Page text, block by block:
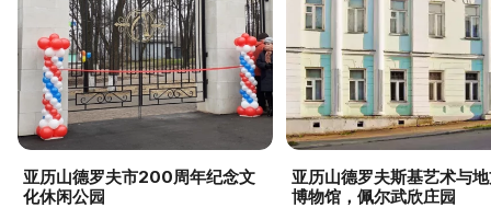
亚历山德罗夫市200周年纪念文
化休闲公园
亚历山德罗夫斯基艺术与
博物馆，佩尔武欣庄园